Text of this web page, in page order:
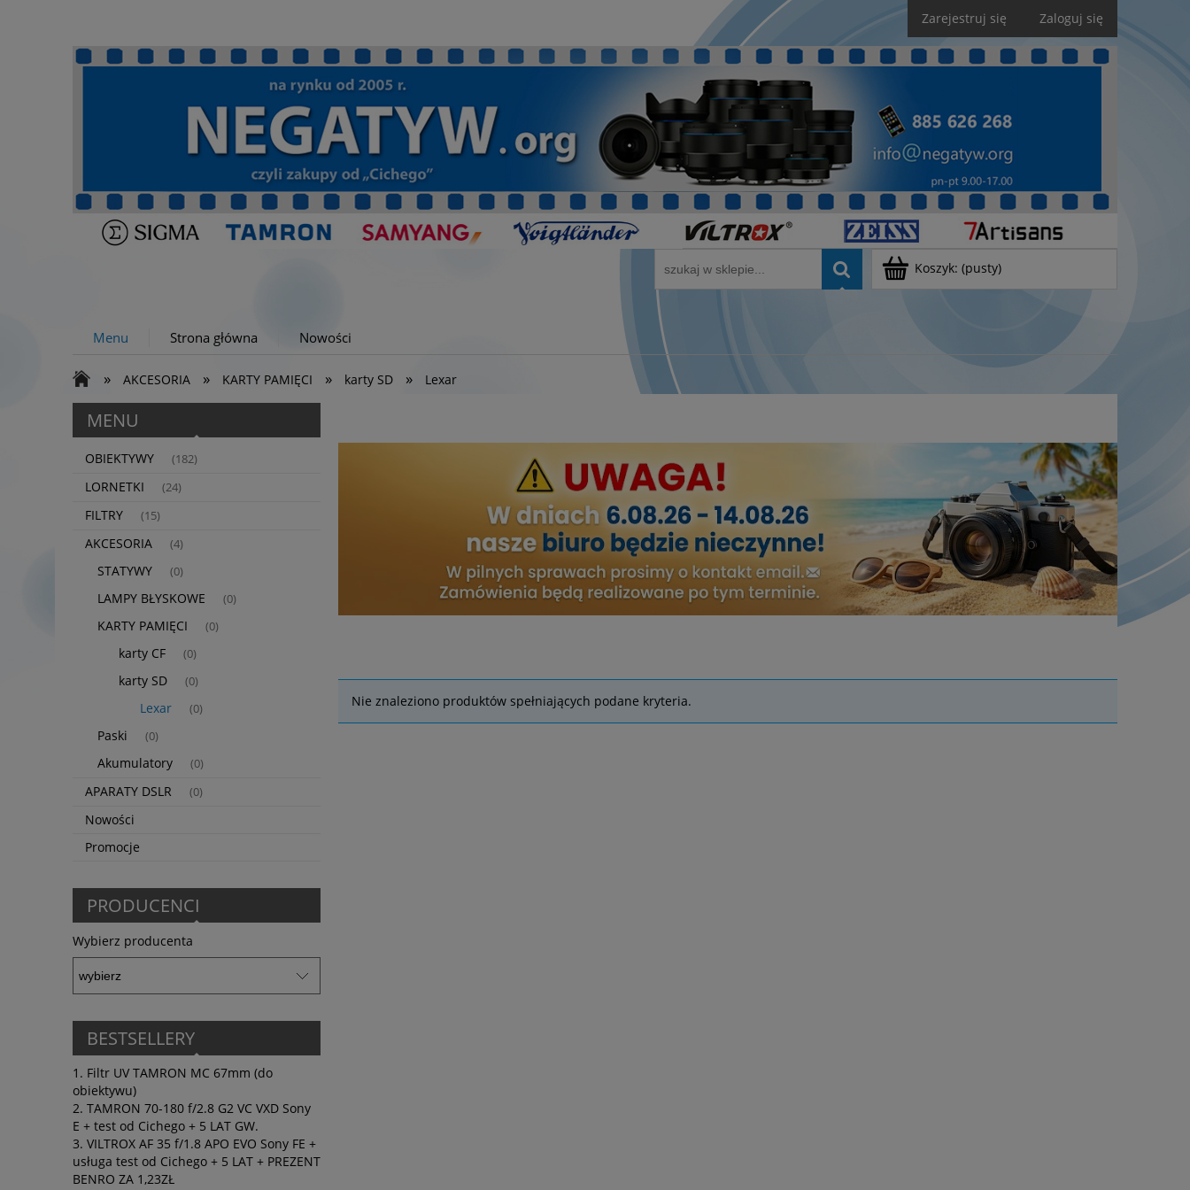
Zarejestruj się Zaloguj się
Koszyk: (pusty)
Menu Strona główna Nowości
» AKCESORIA » KARTY PAMIĘCI » karty SD » Lexar
MENU
OBIEKTYWY (182)
LORNETKI (24)
FILTRY (15)
AKCESORIA (4)
STATYWY (0)
LAMPY BŁYSKOWE (0)
KARTY PAMIĘCI (0)
karty CF (0)
karty SD (0)
Lexar (0)
Paski (0)
Akumulatory (0)
APARATY DSLR (0)
Nowości
Promocje
PRODUCENCI
Wybierz producenta
BESTSELLERY
Filtr UV TAMRON MC 67mm (do
obiektywu)
TAMRON 70-180 f/2.8 G2 VC VXD Sony
E + test od Cichego + 5 LAT GW.
VILTROX AF 35 f/1.8 APO EVO Sony FE +
usługa test od Cichego + 5 LAT + PREZENT
BENRO ZA 1,23ZŁ
Nie znaleziono produktów spełniających podane kryteria.